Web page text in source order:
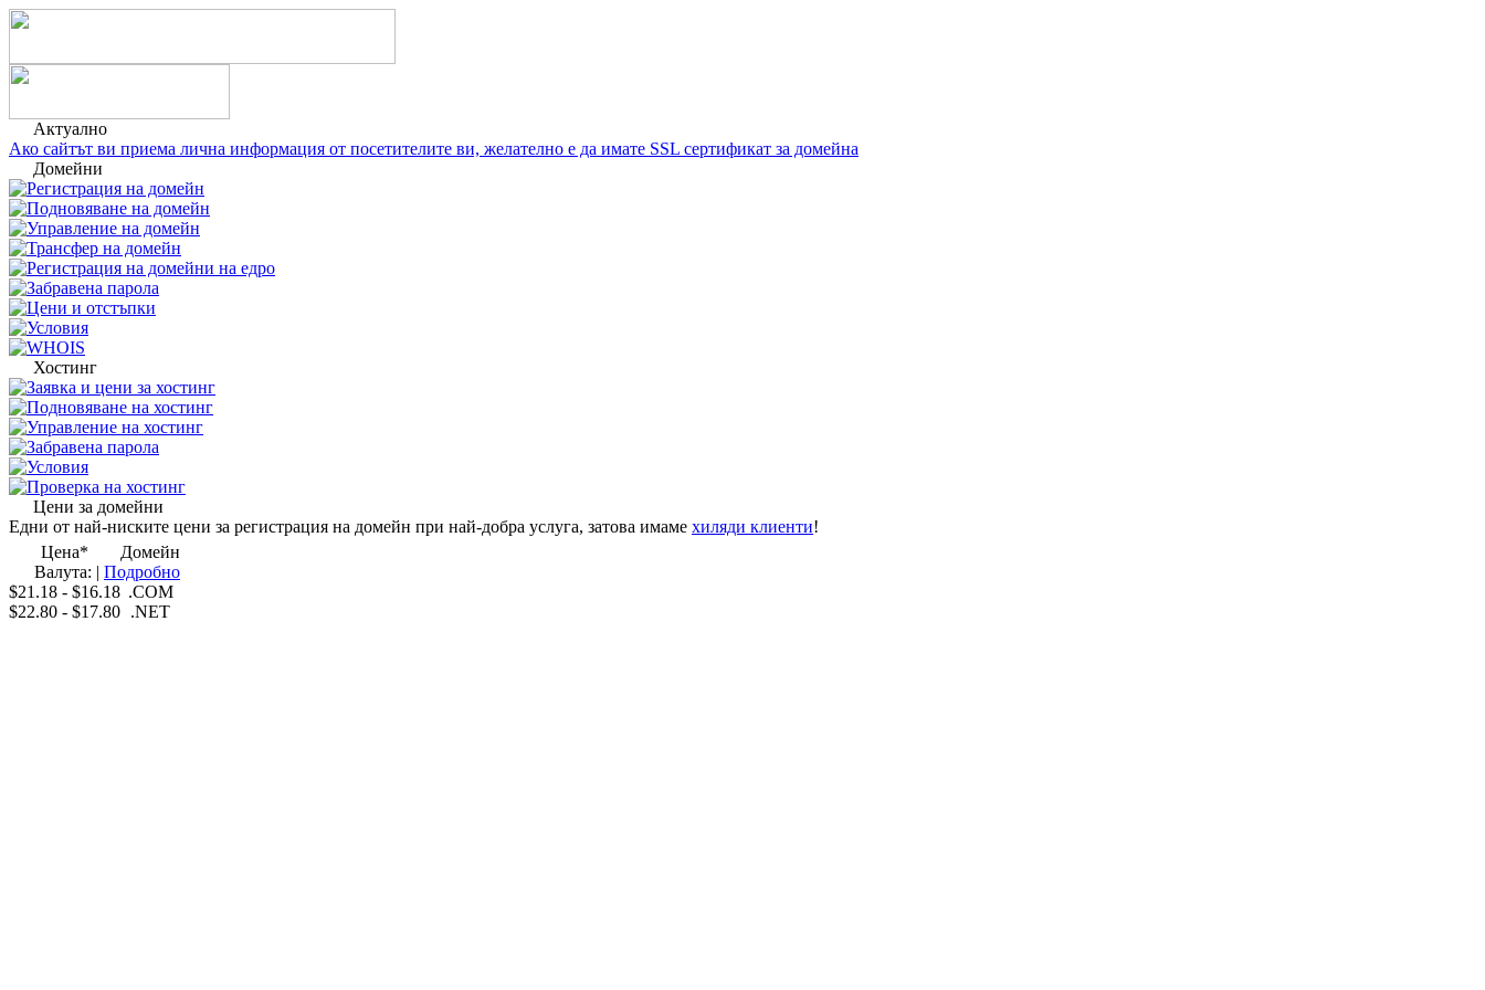
Актуално
Ако сайтът ви приема лична информация от посетителите ви, желателно е да имате SSL сертификат за домейна
Домейни
Регистрация на домейн
Подновяване на домейн
Управление на домейн
Трансфер на домейн
Регистрация на домейни на едро
Забравена парола
Цени и отстъпки
Условия
WHOIS
Хостинг
Заявка и цени за хостинг
Подновяване на хостинг
Управление на хостинг
Забравена парола
Условия
Проверка на хостинг
Цени за домейни
Едни от най-ниските цени за регистрация на домейн при най-добра услуга, затова имаме хиляди клиенти!
Цена*
Домейн
Валута: | Подробно
$21.18 - $16.18 .COM
$22.80 - $17.80 .NET